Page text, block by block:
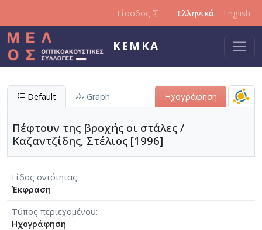
Είσοδος Ελληνικά English
ΚΕΜΚΑ
Default Graph Ηχογράφηση
Πέφτουν της βροχής οι στάλες /
Καζαντζίδης, Στέλιος [1996]
Είδος οντότητας
Έκφραση
Τύπος περιεχομένου
Ηχογράφηση